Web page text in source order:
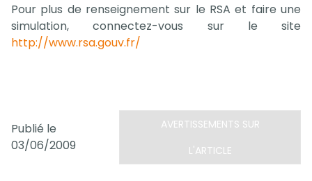
Pour plus de renseignement sur le RSA et faire une
simulation, connectez-vous sur le site
http://www.rsa.gouv.fr/
Publié le
03/06/2009
AVERTISSEMENTS SUR
L'ARTICLE